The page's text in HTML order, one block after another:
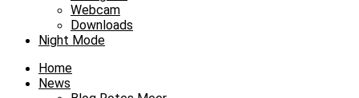
Webcam
Downloads
Night Mode
Home
News